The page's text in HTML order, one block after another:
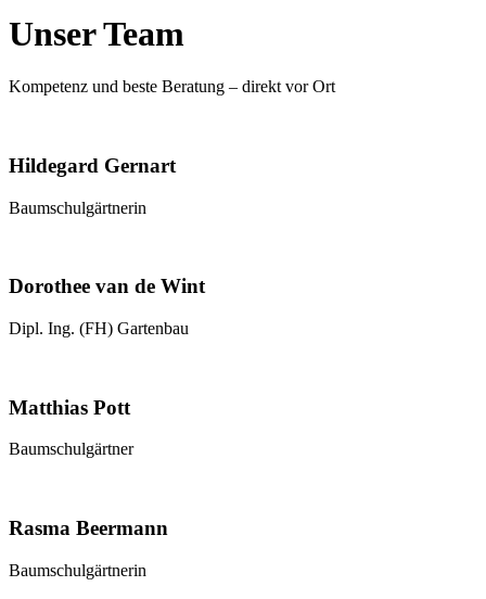
Unser Team
Kompetenz und beste Beratung – direkt vor Ort
Hildegard Gernart
Baumschulgärtnerin
Dorothee van de Wint
Dipl. Ing. (FH) Gartenbau
Matthias Pott
Baumschulgärtner
Rasma Beermann
Baumschulgärtnerin